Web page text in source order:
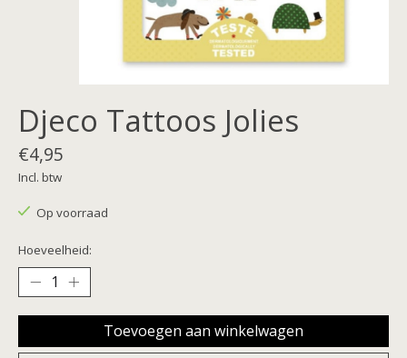
Djeco Tattoos Jolies
€4,95
Incl. btw
Op voorraad
Hoeveelheid:
Toevoegen aan winkelwagen